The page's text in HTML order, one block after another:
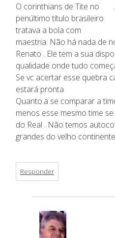
O corinthians de Tite no
penúltimo título brasileiro
tratava a bola com
maestria. Não há nada de
Renato . Ele tem a sua
qualidade onde tudo
Se vc acertar esse quebra
estará pronta
Quanto.a se comparar a
menos esse mesmo time
do Real . Não temos
grandes do velho
Responder